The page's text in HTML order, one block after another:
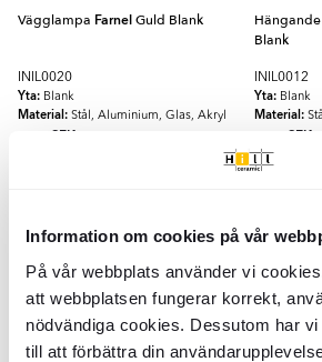
Information om cookies på vår
På vår webbplats använder vi
att webbplatsen fungerar korrekt,
nödvändiga cookies. Dessutom har
till att förbättra din
Vägglampa FarnelGuld Blank
INIL0020
Yta: Blank
Material: Stål, Aluminium, Glas, Akryl
SEK
Blank
INIL0012
Yta: Blank
Material:
SEK
Blank
Yta:Blank
Material: Stål, Aluminium, Glas, Akryl